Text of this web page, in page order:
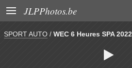
 JLPPhotos.be
SPORT AUTO / WEC 6 Heures SPA 2022
